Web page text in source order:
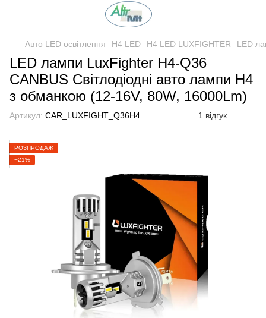
Авто LED освітлення H4 LED H4 LED LUXFIGHTER LED
LED лампи LuxFighter H4-Q36
CANBUS Світлодіодні авто лампи H4
з обманкою (12-16V, 80W, 16000Lm)
Артикул: CAR_LUXFIGHT_Q36H4 1 відгук
РОЗПРОДАЖ
−21%